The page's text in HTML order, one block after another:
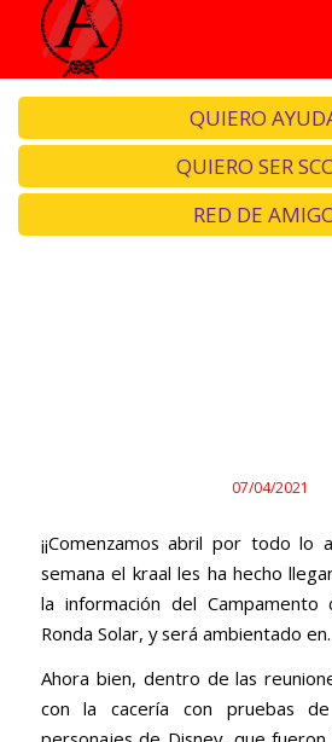
QUIERO
QUIERO SER
RED DE
07/04/2021
¡¡Comenzamos abril por todo lo
semana el kraal les ha hecho
la información del
Ronda Solar, y será ambientado
Ahora bien, dentro de las
con la cacería con pruebas